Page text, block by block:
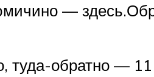
—
туда-обратно —